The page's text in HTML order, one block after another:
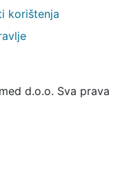
korištenja
d.o.o. Sva prava